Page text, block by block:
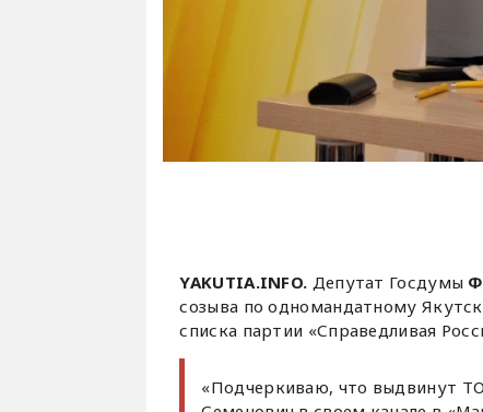
YAKUTIA.INFO. Депутат Госдумы
созыва по одномандатному
списка партии «Справедливая
«Подчеркиваю, что выдвинут